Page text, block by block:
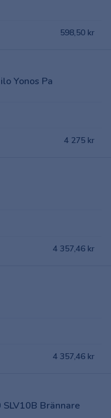
598,50 kr
Yonos Pa
4 275 kr
4 357,46 kr
4 357,46 kr
Brännare